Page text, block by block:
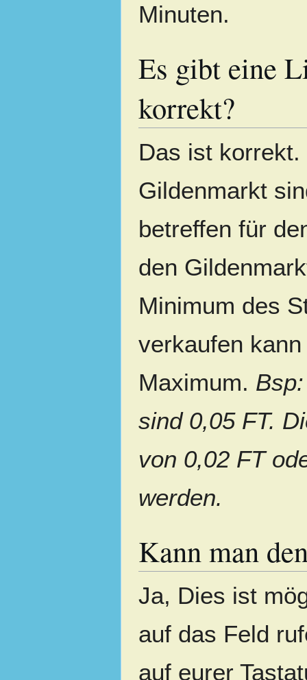
Minuten.
Es gibt eine
korrekt?
Das ist
Gildenmarkt
betreffen für
den
Minimum des
verkaufen
Maximum.
sind 0,05 FT.
von 0,02 FT
werden.
Kann man
Ja, Dies ist
auf das Feld
auf eurer